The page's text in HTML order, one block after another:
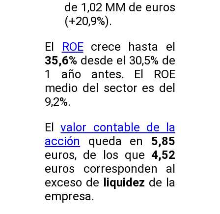
de 1,02 MM de euros
(+20,9%).
El ROEcrece hasta el
35,6% desde el 30,5% de
1 año antes. El ROE
medio del sector es del
9,2%.
Elvalor contable de la
acción queda en 5,85
euros, de los que 4,52
euros corresponden al
exceso de liquidez de la
empresa.